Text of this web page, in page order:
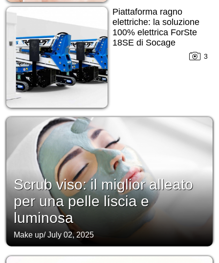
Piattaforma ragno
elettriche: la soluzione
100% elettrica ForSte
18SE di Socage
3
Scrub viso: il miglior alleato
per una pelle liscia e
luminosa
Make up/July 02, 2025